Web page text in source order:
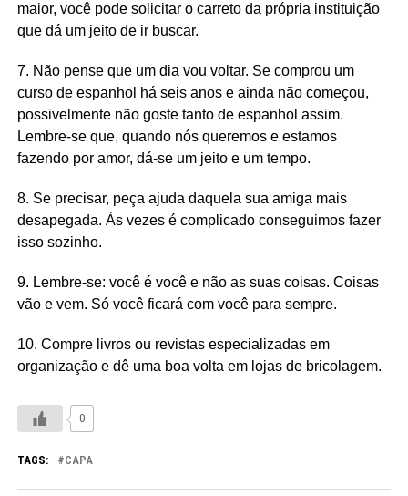
maior, você pode solicitar o carreto da própria instituição
que dá um jeito de ir buscar.
7. Não pense que um dia vou voltar. Se comprou um
curso de espanhol há seis anos e ainda não começou,
possivelmente não goste tanto de espanhol assim.
Lembre-se que, quando nós queremos e estamos
fazendo por amor, dá-se um jeito e um tempo.
8. Se precisar, peça ajuda daquela sua amiga mais
desapegada. Às vezes é complicado conseguimos fazer
isso sozinho.
9. Lembre-se: você é você e não as suas coisas. Coisas
vão e vem. Só você ficará com você para sempre.
10. Compre livros ou revistas especializadas em
organização e dê uma boa volta em lojas de bricolagem.
0
TAGS: CAPA